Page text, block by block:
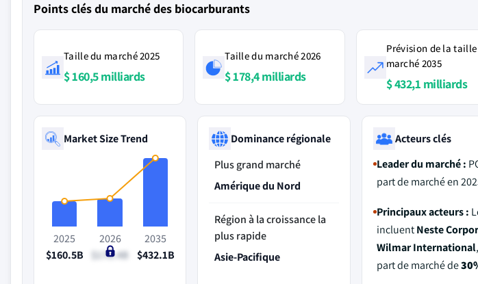
Points clés du marché des biocarburants
Taille du marché 2025
$ 160,5 milliards
Taille du marché 2026
$ 178,4 milliards
Prévision de la
marché 2035
$ 432,1 milliards
Market Size Trend
2025
$160.5B
2026
$178.4B
2035
$432.1B
Dominance régionale
Plus grand marché
Amérique du Nord
Région à la croissance la
plus rapide
Asie-Pacifique
Acteurs clés
Leader du marché :
part de marché en
Principaux acteurs :
incluentNeste
Wilmar International
part de marché de